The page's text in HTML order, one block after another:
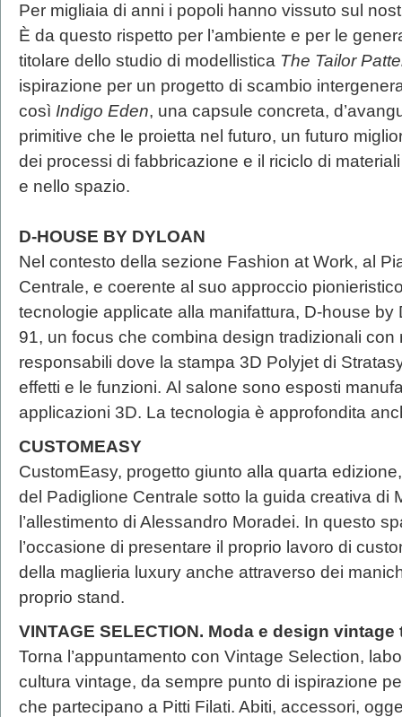
Per migliaia di anni i popoli hanno vissuto sul
È da questo rispetto per l’ambiente e per le
titolare dello studio di modellistica The Tailor
ispirazione per un progetto di scambio
così Indigo Eden, una capsule concreta,
primitive che le proietta nel futuro, un futuro
dei processi di fabbricazione e il riciclo di
e nello spazio.
D-HOUSE BY DYLOAN
Nel contesto della sezione Fashion at Work, al
Centrale, e coerente al suo approccio
tecnologie applicate alla manifattura, D-house by
91, un focus che combina design tradizionali con
responsabili dove la stampa 3D Polyjet di
effetti e le funzioni. Al salone sono esposti
applicazioni 3D. La tecnologia è approfondita
CUSTOMEASY
CustomEasy, progetto giunto alla quarta
del Padiglione Centrale sotto la guida creativa di
l’allestimento di Alessandro Moradei. In questo
l’occasione di presentare il proprio lavoro di
della maglieria luxury anche attraverso dei
proprio stand.
VINTAGE SELECTION. Moda e design
Torna l’appuntamento con Vintage Selection,
cultura vintage, da sempre punto di ispirazione
che partecipano a Pitti Filati. Abiti, accessori,